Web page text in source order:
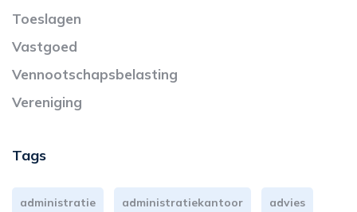
Toeslagen
Vastgoed
Vennootschapsbelasting
Vereniging
Tags
administratie administratiekantoor advies